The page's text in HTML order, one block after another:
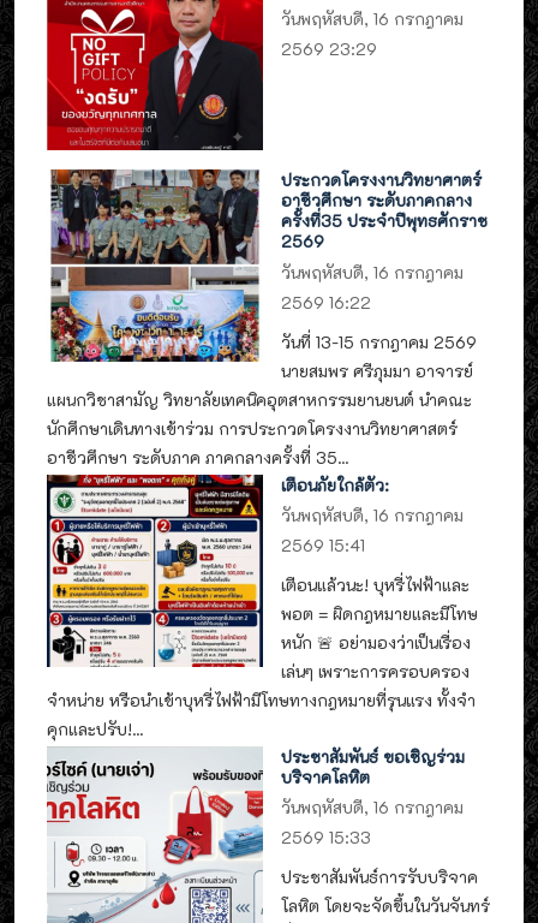
วันพฤหัสบดี, 16 กรกฎาคม
2569 23:29
ประกวดโครงงานวิทยาศาตร์
อาชีวศึกษา ระดับภาคกลาง
ครั้งที่35 ประจำปีพุทธศักราช
2569
วันพฤหัสบดี, 16 กรกฎาคม
2569 16:22
วันที่ 13-15 กรกฎาคม 2569
นายสมพร ศรีภุมมา อาจารย์
แผนกวิชาสามัญ วิทยาลัยเทคนิคอุตสาหกรรมยานยนต์ นำคณะ
นักศึกษาเดินทางเข้าร่วม การประกวดโครงงานวิทยาศาสตร์
อาชีวศึกษา ระดับภาค ภาคกลางครั้งที่ 35...
เตือนภัยใกล้ตัว:
วันพฤหัสบดี, 16 กรกฎาคม
2569 15:41
เตือนแล้วนะ! บุหรี่ไฟฟ้าและ
พอต = ผิดกฎหมายและมีโทษ
หนัก 🚨 อย่ามองว่าเป็นเรื่อง
เล่นๆ เพราะการครอบครอง
จำหน่าย หรือนำเข้าบุหรี่ไฟฟ้ามีโทษทางกฎหมายที่รุนแรง ทั้งจำ
คุกและปรับ!...
ประชาสัมพันธ์ ขอเชิญร่วม
บริจาคโลหิต
วันพฤหัสบดี, 16 กรกฎาคม
2569 15:33
ประชาสัมพันธ์การรับบริจาค
โลหิต โดยจะจัดขึ้นในวันจันทร์